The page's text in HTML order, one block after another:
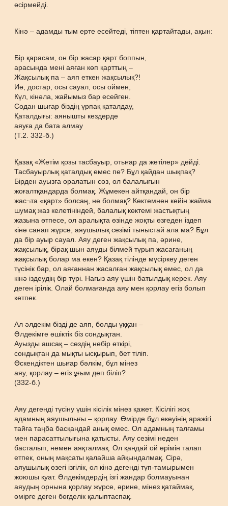
өсірмейді.
Кінә – адамды тым ерте есейтеді, тіптен қартайтады, ақын:
Бір қарасам, он бір жасар қарт боппын,
арасында мені аяған көп қарттың –
Жақсылық па – аяп еткен жақсылық?!
Иә, достар, осы сауал, осы оймен,
Күл, кінәла, жайымыз бар есейген.
Содан шығар біздің ұрпақ қаталдау,
Қаталдығы: аянышты кездерде
аяуға да бата алмау
(Т.2. 332-б.)
Қазақ «Жетім қозы тасбауыр, отығар да жетілер» дейді.
Тасбауырлық қаталдық емес пе? Бұл қайдан шықпақ?
Бірден ауызға оралатын сөз, ол балалығын
жоғалтқандарда болмақ. Жұмекен айтқандай, он бір
жас¬та «қарт» болсаң, не болмақ? Көктемнен кейін жайма
шумақ жаз келетініндей, балалық көктемі жастықтың
жазына өтпесе, ол аралықта өзінде жоқты өзгеден іздеп
кінә санап жүрсе, аяушылық сезімі тыныстай ала ма? Бұл
да бір ауыр сауал. Аяу деген жақсылық па, әрине,
жақсылық, бірақ шын аяуды білмей тұрып жасағаның
жақсылық болар ма екен? Қазақ тілінде мүсіркеу деген
түсінік бар, ол аяғаннан жасалған жақсылық емес, ол да
кінә іздеудің бір түрі. Нағыз аяу үшін батылдық керек. Аяу
деген ірілік. Олай болмағанда аяу мен қорлау егіз болып
кетпек.
Ал әлдекім бізді де аяп, болды ұққан –
Әлдекімге өшіктік біз сондықтан.
Ауызды ашсақ – сөздің небір өткірі,
сондықтан да мықты ысқырып, бет тіліп.
Өскендіктен шығар бәлкім, бұл мінез
аяу, қорлау – егіз ұғым деп біліп?
(332-б.)
Аяу дегенді түсіну үшін кісілік мінез қажет. Кісілігі жоқ
адамның аяушылығы – қорлау. Өмірде бұл екеуінің аражігі
тайға таңба басқандай анық емес. Ол адамның талғамы
мен парасаттылығына қатысты. Аяу сезімі неден
басталып, немен аяқталмақ. Ол қандай ой өрімін талап
етпек, оның мақсаты қалайша айқындалмақ. Сірә,
аяушылық өзегі ізгілік, ол кінә дегенді түп-тамырымен
жоюшы қуат. Әлдекімдердің ізгі жандар болмауынан
аяудың орнына қорлау жүрсе, әрине, мінез қатаймақ,
өмірге деген бөгделік қалыптаспақ.